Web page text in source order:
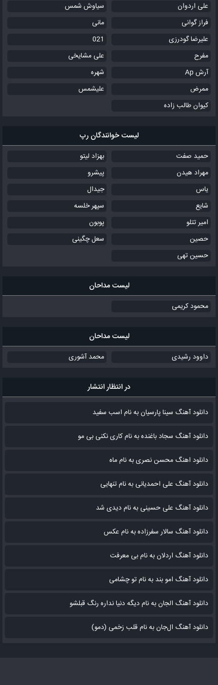
علی اردوان
سیاوش شمس
فراز گوانی
مانی
علیرضا گودرزی
021
مفرح
علی مشایخی
آرش Ap
شهره
ممرض
علیشمس
کیوان طالب زاده
لیست خوانندگان رپ
حمید صفت
بهزاد لیتو
مهراد هیدن
پیشرو
یاس
جیدال
شایع
سپهر خلسه
امیر تتلو
پوبون
حصین
سعل چگینی
حسین تهی
لیست مداحان
محمود کریمی
لیست مداحان
داوود رشیدی محمد آشوری
در انتظار انتشار
دانلود آهنگ سینا پارسیان به نام اسب سفید
دانلود آهنگ سجاد باغنده به نام کاری نکنی بی مو
دانلود اهنگ محسن نصری به نام‌ ماه
دانلود آهنگ علی احمدیانی به نام تنهایی
دانلود آهنگ علی حسینی به نام دیدی شد
دانلود آهنگ سالار سفرزاده به نام عکس
دانلود آهنگ اردلان به نام بی معرفت
دانلود آهنگ امو بند به نام تو چشامی
دانلود آهنگ الجان به نام دیگه دنیا نداره رنگ قبلشو
دانلود آهنگ ال‌جان به نام قلب زخمی (دمو)